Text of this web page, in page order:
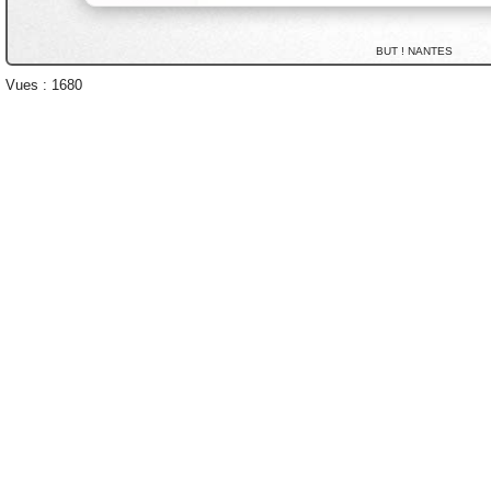
BUT ! NANTES
Vues : 1680